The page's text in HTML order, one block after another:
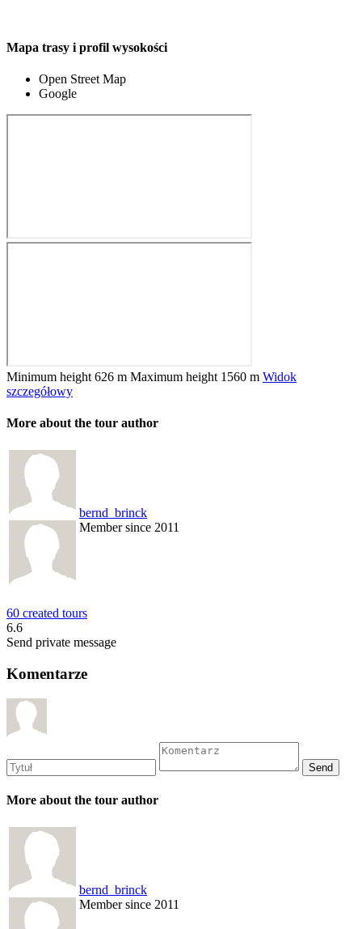
Mapa trasy i profil wysokości
Open Street Map
Google
Minimum height 626 m Maximum height 1560 m Widok
szczegółowy
More about the tour author
bernd_brinck
Member since 2011
60 created tours
6.6
Send private message
Komentarze
More about the tour author
bernd_brinck
Member since 2011